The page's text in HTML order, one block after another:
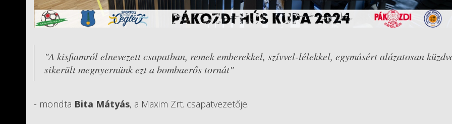
"A kisfiamról elnevezett csapatban, remek emberekkel, szívvel-lélekkel, egymásért alázatosan
sikerült megnyernünk ezt a bombaerős tornát"
- mondta Bita Mátyás, a Maxim Zrt. csapatvezetője.